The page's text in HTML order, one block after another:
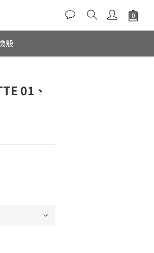
殼
01、